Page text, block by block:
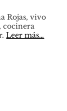
Rojas, vivo
cocinera
Leer más…